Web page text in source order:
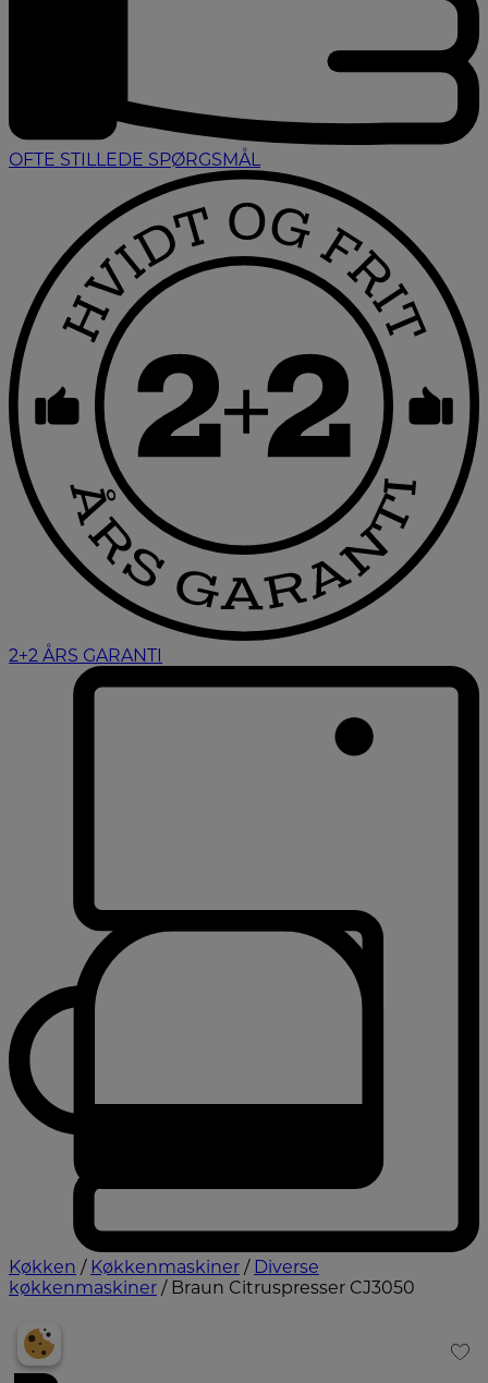
OFTE STILLEDE SPØRGSMÅL
2+2 ÅRS GARANTI
Køkken / Køkkenmaskiner / Diverse
køkkenmaskiner / Braun Citruspresser CJ3050